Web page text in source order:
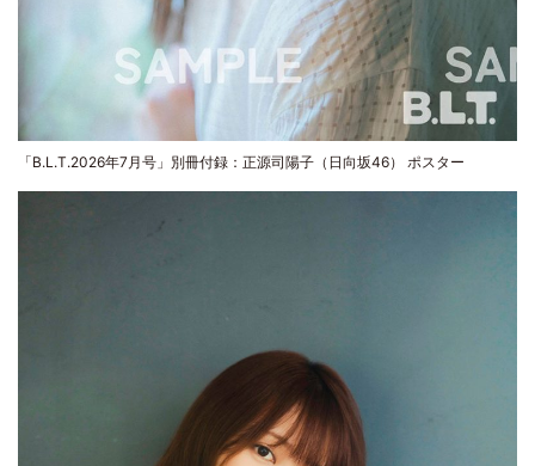
「B.L.T.2026年7月号」別冊付録：正源司陽子（日向坂46） ポスター